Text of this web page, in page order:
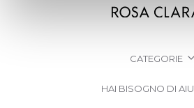
CATEGORIE
HAI BISOGNO DI